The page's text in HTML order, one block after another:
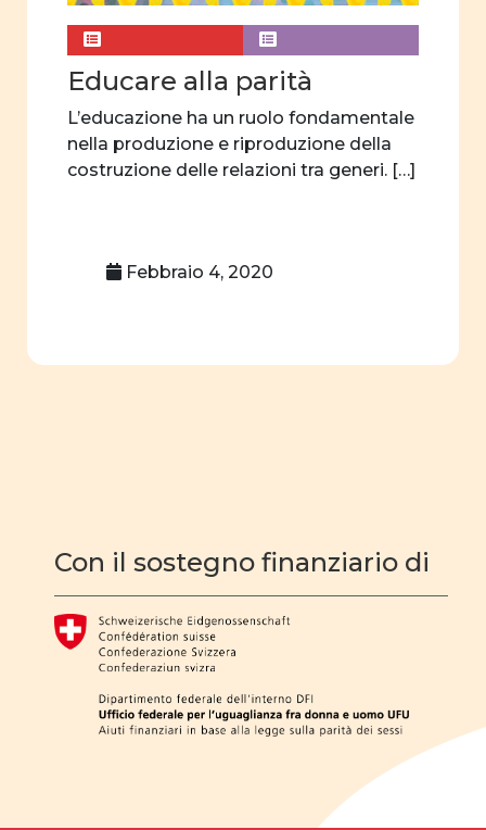
interculturalità
donne e storia
donne e
letteratura
orientamento
Costituzione
Cifre della parità
Analisi statistica
scuola
dell'obbligo
fatti e opinioni
Educare alla parità
L’educazione ha un ruolo fondamentale
nella produzione e riproduzione della
costruzione delle relazioni tra generi. […]
Febbraio 4, 2020
Con il sostegno finanziario di